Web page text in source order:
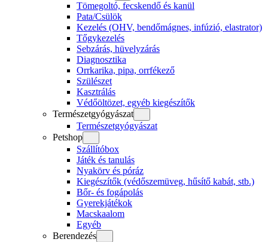
Tömegoltó, fecskendő és kanül
Pata/Csülök
Kezelés (OHV, bendőmágnes, infúzió, elastrator)
Tőgykezelés
Sebzárás, hüvelyzárás
Diagnosztika
Orrkarika, pipa, orrfékező
Szülészet
Kasztrálás
Védőöltözet, egyéb kiegészítők
Természetgyógyászat
Természetgyógyászat
Petshop
Szállítóbox
Játék és tanulás
Nyakörv és póráz
Kiegészítők (védőszemüveg, hűsítő kabát, stb.)
Bőr- és fogápolás
Gyerekjátékok
Macskaalom
Egyéb
Berendezés